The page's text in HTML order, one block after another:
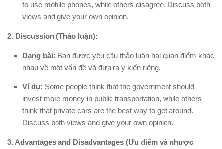
to use mobile phones, while others disagree. Discuss both
views and give your own opinion.
2. Discussion (Thảo luận):
Dạng bài: Bạn được yêu cầu thảo luận hai quan điểm khác
nhau về một vấn đề và đưa ra ý kiến riêng.
Ví dụ: Some people think that the government should
invest more money in public transportation, while others
think that private cars are the best way to get around.
Discuss both views and give your own opinion.
3. Advantages and Disadvantages (Ưu điểm và nhược